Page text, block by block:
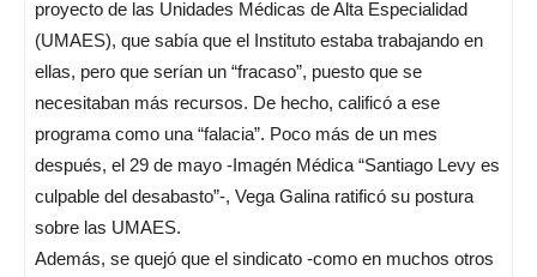
proyecto de las Unidades Médicas de Alta Especialidad
(UMAES), que sabía que el Instituto estaba trabajando en
ellas, pero que serían un “fracaso”, puesto que se
necesitaban más recursos. De hecho, calificó a ese
programa como una “falacia”. Poco más de un mes
después, el 29 de mayo -Imagén Médica “Santiago Levy es
culpable del desabasto”-, Vega Galina ratificó su postura
sobre las UMAES.
Además, se quejó que el sindicato -como en muchos otros